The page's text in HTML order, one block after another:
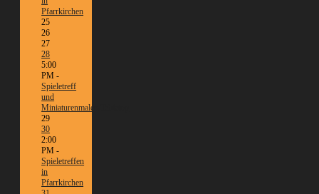
Pfarrkirchen
25
26
27
28
5:00
PM -
Spieletreff
und
Miniaturenmalen/Tabletop
29
30
2:00
PM -
Spieletreffen
in
Pfarrkirchen